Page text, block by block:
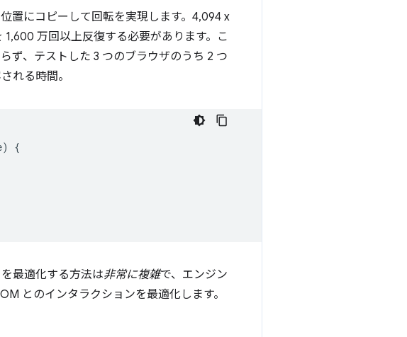
置にコピーして回転を実現します。4,094 x
万回以上反復する必要があります。こ
ず、テストした 3 つのブラウザのうち 2 つ
れる時間。
)
{
最適化する方法は非常に複雑で、エンジン
とのインタラクションを最適化します。